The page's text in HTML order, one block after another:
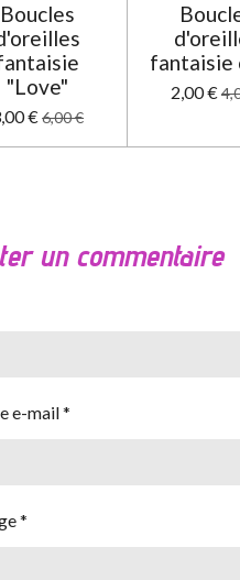
Boucles
"Love"
€6,00 €
fantaisie
2,00 €
un commentaire
e-mail *
*